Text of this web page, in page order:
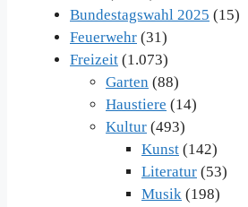
Bundestagswahl 2025 (15)
Feuerwehr (31)
Freizeit (1.073)
Garten (88)
Haustiere (14)
Kultur (493)
Kunst (142)
Literatur (53)
Musik (198)